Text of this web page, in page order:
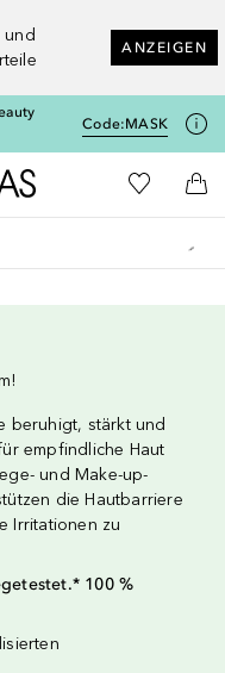
ANZEIGEN
Code:MASK
Zur Douglas Startseite
Zu Meiner
beruhigt, stärkt und
empfindliche Haut
und Make-up-
die Hautbarriere
Irritationen zu
100 %